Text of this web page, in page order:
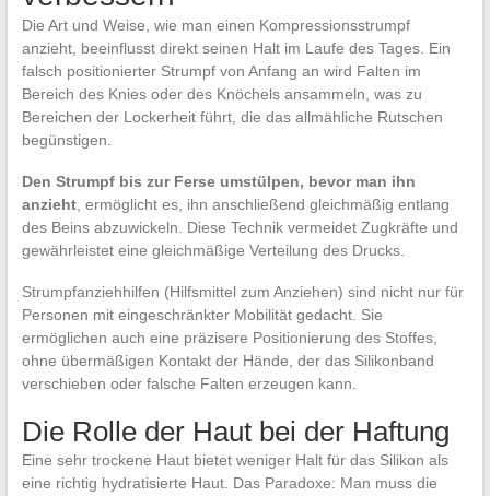
Die Art und Weise, wie man einen Kompressionsstrumpf
anzieht, beeinflusst direkt seinen Halt im Laufe des Tages. Ein
falsch positionierter Strumpf von Anfang an wird Falten im
Bereich des Knies oder des Knöchels ansammeln, was zu
Bereichen der Lockerheit führt, die das allmähliche Rutschen
begünstigen.
Den Strumpf bis zur Ferse umstülpen, bevor man ihn
anzieht, ermöglicht es, ihn anschließend gleichmäßig entlang
des Beins abzuwickeln. Diese Technik vermeidet Zugkräfte und
gewährleistet eine gleichmäßige Verteilung des Drucks.
Strumpfanziehhilfen (Hilfsmittel zum Anziehen) sind nicht nur für
Personen mit eingeschränkter Mobilität gedacht. Sie
ermöglichen auch eine präzisere Positionierung des Stoffes,
ohne übermäßigen Kontakt der Hände, der das Silikonband
verschieben oder falsche Falten erzeugen kann.
Die Rolle der Haut bei der Haftung
Eine sehr trockene Haut bietet weniger Halt für das Silikon als
eine richtig hydratisierte Haut. Das Paradoxe: Man muss die